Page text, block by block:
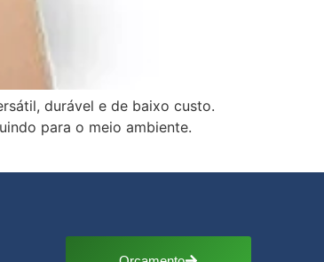
durável e de baixo custo.
para o meio ambiente.